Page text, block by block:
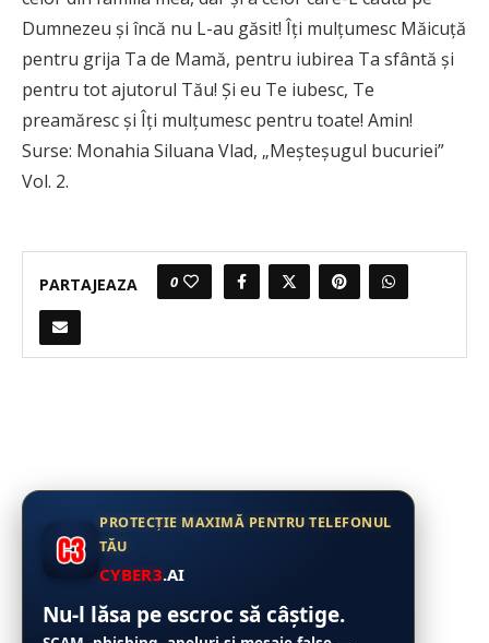
Dumnezeu şi încă nu L-au găsit! Îţi mulţumesc Măicuţă
pentru grija Ta de Mamă, pentru iubirea Ta sfântă şi
pentru tot ajutorul Tău! Şi eu Te iubesc, Te
preamăresc şi Îţi mulţumesc pentru toate! Amin!
Surse: Monahia Siluana Vlad, „Meșteșugul bucuriei”
Vol. 2.
PARTAJEAZA 0
PROTECȚIE MAXIMĂ PENTRU TELEFONUL
TĂU
CYBER3.AI
Nu-l lăsa pe escroc să câștige.